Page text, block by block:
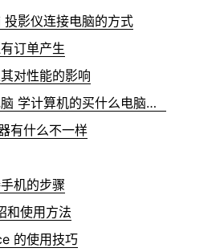
影仪连接电脑的方式
订单产生
对性能的影响
计算机专业选什么电脑 学计算机的买什么电脑比较好
有什么不一样
机的步骤
和使用方法
的使用技巧